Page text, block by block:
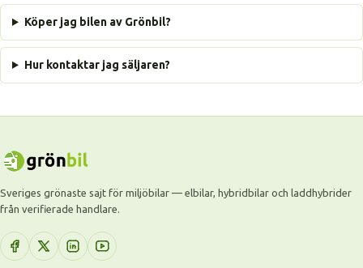
Köper jag bilen av Grönbil?
Hur kontaktar jag säljaren?
Sveriges grönaste sajt för miljöbilar — elbilar, hybridbilar och laddhybrider
från verifierade handlare.